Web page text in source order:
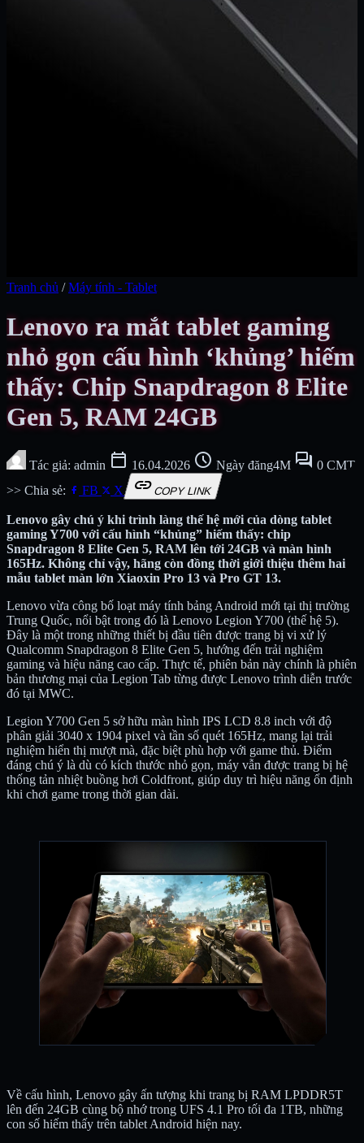
Tranh chủ / Máy tính - Tablet
Lenovo ra mắt tablet gaming
nhỏ gọn cấu hình ‘khủng’ hiếm
thấy: Chip Snapdragon 8 Elite
Gen 5, RAM 24GB
Tác giả: admin calendar_today 16.04.2026 schedule Ngày đăng4M forum 0 CMT
>> Chia sẻ:
FB X linkCOPY LINK
Lenovo gây chú ý khi trình làng thế hệ mới của dòng tablet
gaming Y700 với cấu hình “khủng” hiếm thấy: chip
Snapdragon 8 Elite Gen 5, RAM lên tới 24GB và màn hình
165Hz. Không chỉ vậy, hãng còn đồng thời giới thiệu thêm hai
mẫu tablet màn lớn Xiaoxin Pro 13 và Pro GT 13.
Lenovo vừa công bố loạt máy tính bảng Android mới tại thị trường
Trung Quốc, nổi bật trong đó là Lenovo Legion Y700 (thế hệ 5).
Đây là một trong những thiết bị đầu tiên được trang bị vi xử lý
Qualcomm Snapdragon 8 Elite Gen 5, hướng đến trải nghiệm
gaming và hiệu năng cao cấp. Thực tế, phiên bản này chính là phiên
bản thương mại của Legion Tab từng được Lenovo trình diễn trước
đó tại MWC.
Legion Y700 Gen 5 sở hữu màn hình IPS LCD 8.8 inch với độ
phân giải 3040 x 1904 pixel và tần số quét 165Hz, mang lại trải
nghiệm hiển thị mượt mà, đặc biệt phù hợp với game thủ. Điểm
đáng chú ý là dù có kích thước nhỏ gọn, máy vẫn được trang bị hệ
thống tản nhiệt buồng hơi Coldfront, giúp duy trì hiệu năng ổn định
khi chơi game trong thời gian dài.
Về cấu hình, Lenovo gây ấn tượng khi trang bị RAM LPDDR5T
lên đến 24GB cùng bộ nhớ trong UFS 4.1 Pro tối đa 1TB, những
con số hiếm thấy trên tablet Android hiện nay.